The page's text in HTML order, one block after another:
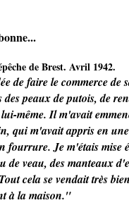
de Brest. Avril 1942.
de faire le commerce de
peaux de putois, de
même. Il m'avait
qui m'avait appris en
fourrure. Je m'étais mise
de veau, des manteaux
cela se vendait très
à la maison."